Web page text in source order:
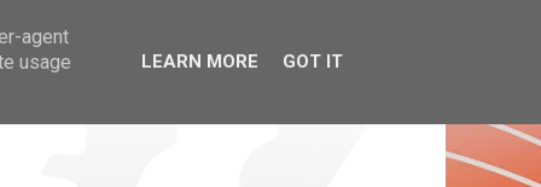
agent
usage
LEARN MORE GOT IT